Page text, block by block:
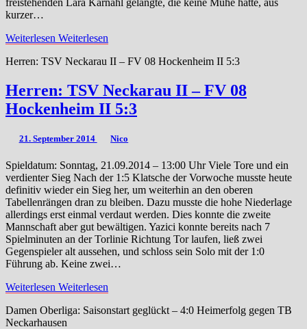
kurzer…
Weiterlesen Weiterlesen
Herren: TSV Neckarau II – FV 08 Hockenheim II 5:3
Herren: TSV Neckarau II – FV 08
Hockenheim II 5:3
21. September 2014 Nico
Spieldatum: Sonntag, 21.09.2014 – 13:00 Uhr Viele Tore und ein
verdienter Sieg Nach der 1:5 Klatsche der Vorwoche musste heute
definitiv wieder ein Sieg her, um weiterhin an den oberen
Tabellenrängen dran zu bleiben. Dazu musste die hohe Niederlage
allerdings erst einmal verdaut werden. Dies konnte die zweite
Mannschaft aber gut bewältigen. Yazici konnte bereits nach 7
Spielminuten an der Torlinie Richtung Tor laufen, ließ zwei
Gegenspieler alt aussehen, und schloss sein Solo mit der 1:0
Führung ab. Keine zwei…
Weiterlesen Weiterlesen
Damen Oberliga: Saisonstart geglückt – 4:0 Heimerfolg gegen TB
Neckarhausen